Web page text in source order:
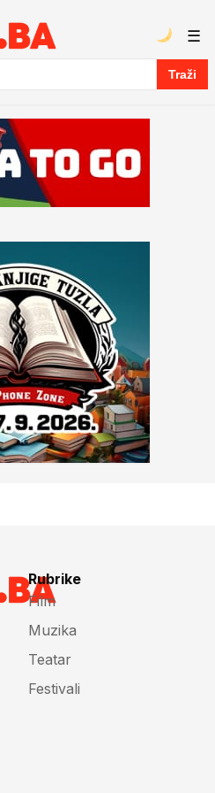
Traži
☰
Rubrike
Film
Muzika
Teatar
Festivali